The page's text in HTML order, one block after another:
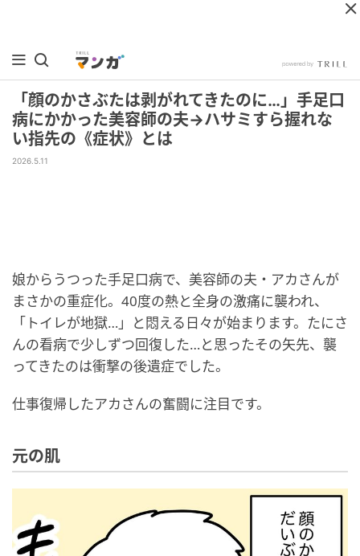
「顔のかさぶたは剥がれてきたのに…」手足口
病にかかった美容師の夫→ハサミすら握れな
い指先の《症状》とは
2026.5.11
娘からうつった手足口病で、美容師の夫・アカさんが
まさかの重症化。40度の熱と全身の激痛に襲われ、
「トイレが地獄…」と悶える日々が始まります。たにさ
んの看病で少しずつ回復した…と思ったその矢先、襲
ってきたのは衝撃の後遺症でした。
仕事復帰したアカさんの奮闘に注目です。
元の肌